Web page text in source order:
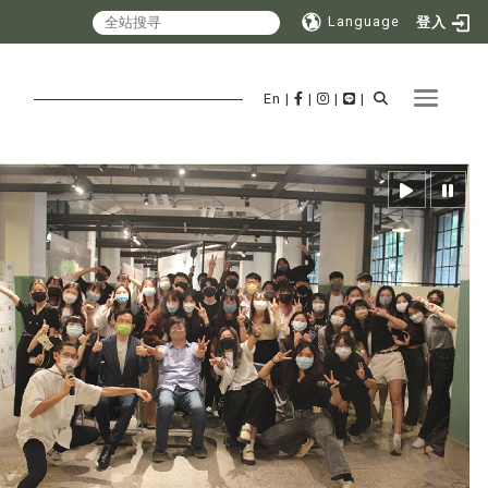
Language 登入
Toggle
En | | | |